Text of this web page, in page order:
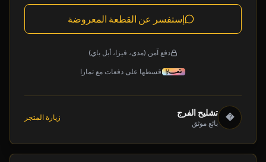
إستفسر عن القطعة المعروضة
دفع آمن (مدى، فيزا، أبل باي)
قسطها على دفعات مع تمارا
� تشليح الفرج
بائع موثق
زيارة المتجر